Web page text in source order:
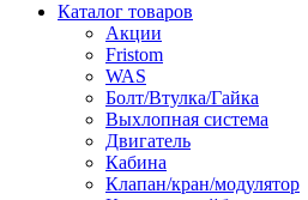
Каталог товаров
Акции
Fristom
WAS
Болт/Втулка/Гайка
Выхлопная система
Двигатель
Кабина
Клапан/кран/модулятор